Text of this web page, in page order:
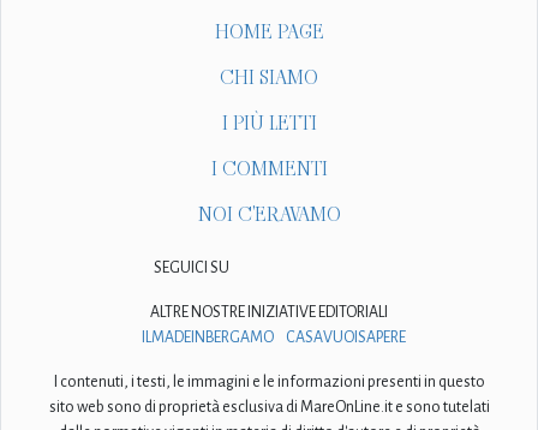
HOME PAGE
CHI SIAMO
I PIÙ LETTI
I COMMENTI
NOI C'ERAVAMO
SEGUICI SU
ALTRE NOSTRE INIZIATIVE EDITORIALI
ILMADEINBERGAMO
CASAVUOISAPERE
I contenuti, i testi, le immagini e le informazioni presenti in questo
sito web sono di proprietà esclusiva di MareOnLine.it e sono tutelati